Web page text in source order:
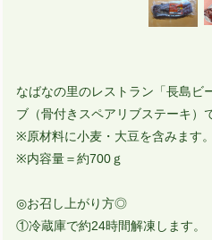
なばなの里のレストラン「長島ビ
ブ（骨付きスペアリブステーキ）
※原材料に小麦・大豆を含みます。
※内容量＝約700ｇ
◎お召し上がり方◎
①冷蔵庫で約24時間解凍します。